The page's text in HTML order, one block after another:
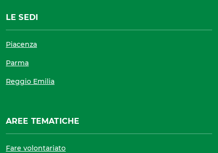
LE SEDI
Piacenza
Parma
Reggio Emilia
AREE TEMATICHE
Fare volontariato